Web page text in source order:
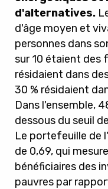
d'alternatives.
d'âge moyen et
personnes dans
sur 10 étaient des
résidaient dans
30 % résidaient
Dans l'ensemble,
dessous du seuil
Le portefeuille de
de 0,69, qui
bénéficiaires des
pauvres par